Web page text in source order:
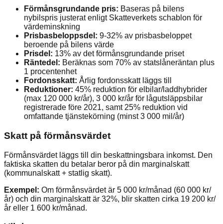
Förmånsgrundande pris: Baseras på bilens
nybilspris justerat enligt Skatteverkets schablon för
värdeminskning
Prisbasbeloppsdel: 9-32% av prisbasbeloppet
beroende på bilens värde
Prisdel: 13% av det förmånsgrundande priset
Räntedel: Beräknas som 70% av statslåneräntan plus
1 procentenhet
Fordonsskatt: Årlig fordonsskatt läggs till
Reduktioner: 45% reduktion för elbilar/laddhybrider
(max 120 000 kr/år), 3 000 kr/år för lågutsläppsbilar
registrerade före 2021, samt 25% reduktion vid
omfattande tjänstekörning (minst 3 000 mil/år)
Skatt på förmånsvärdet
Förmånsvärdet läggs till din beskattningsbara inkomst. Den
faktiska skatten du betalar beror på din marginalskatt
(kommunalskatt + statlig skatt).
Exempel: Om förmånsvärdet är 5 000 kr/månad (60 000 kr/
år) och din marginalskatt är 32%, blir skatten cirka 19 200 kr/
år eller 1 600 kr/månad.